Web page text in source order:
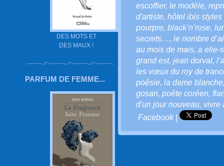
DES MOTS ET
DES MAUX !
PARFUM DE FEMME...
escoffier, le modèle,
d'artiste, hôtel ibis styles
pourpre, black’n’rose,
secrets…, le nombre
au mois de mais, a elie-
grand est, jean dorval,
les vœux du roy de
poésie, la dame blanche
gosan, poète coréen,
d'un jour nouveau, vivre
Facebook|